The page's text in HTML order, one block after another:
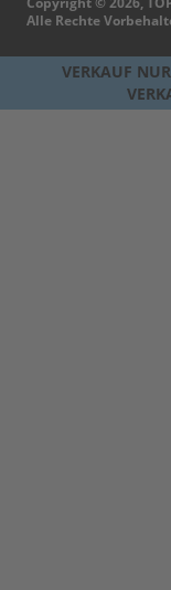
Alle Rechte
VERKAUF